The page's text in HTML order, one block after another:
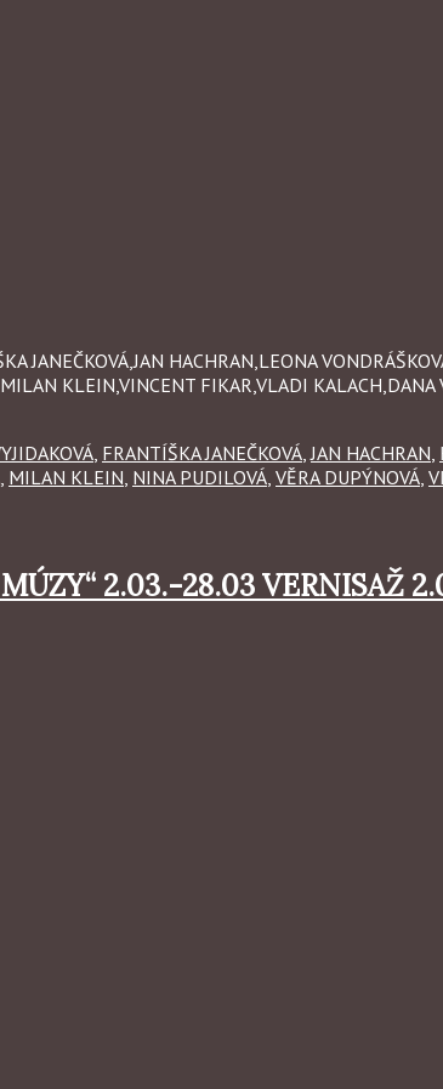
JANEČKOVÁ,JAN HACHRAN,LEONA
KLEIN,VINCENT FIKAR,VLADI KALACH,DANA
FRANTÍŠKA JANEČKOVÁ JAN HACHRAN
MILAN KLEIN NINA PUDILOVÁ VĚRA DUPÝNOVÁ
2.03.-28.03 VERNISAŽ